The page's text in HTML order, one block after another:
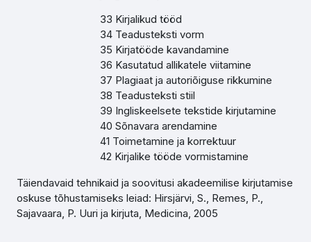
33 Kirjalikud tööd
34 Teadusteksti vorm
35 Kirjatööde kavandamine
36 Kasutatud allikatele viitamine
37 Plagiaat ja autoriõiguse rikkumine
38 Teadusteksti stiil
39 Ingliskeelsete tekstide kirjutamine
40 Sõnavara arendamine
41 Toimetamine ja korrektuur
42 Kirjalike tööde vormistamine
Täiendavaid tehnikaid ja soovitusi akadeemilise kirjutamise
oskuse tõhustamiseks leiad: Hirsjärvi, S., Remes, P.,
Sajavaara, P. Uuri ja kirjuta, Medicina, 2005